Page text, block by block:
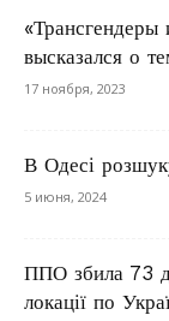
высказался о
17 ноября, 2023
В Одесі
5 июня, 2024
ППО збила 73
локації по